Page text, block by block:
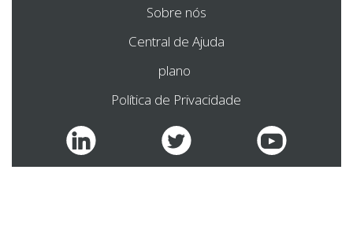
Sobre nós
Central de Ajuda
plano ‍
Política de Privacidade